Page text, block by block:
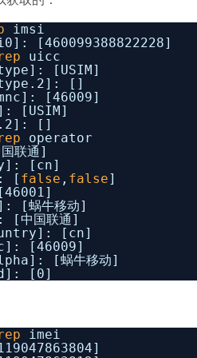
imsi
[460099388822228]
uicc
[USIM]
[]
[46009]
[USIM]
[]
operator
联通]
[cn]
[ false , false]
[蜗牛移动]
中国联通]
[cn]
[46009]
[蜗牛移动]
[0]
imei